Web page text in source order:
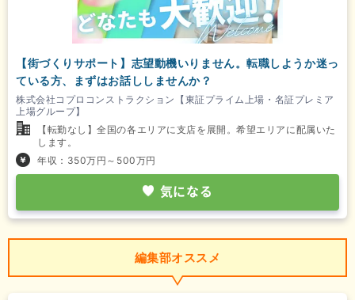
【街づくりサポート】志望動機いりません。転職しようか迷っ
ている方、まずはお話ししませんか？
株式会社コプロコンストラクション【東証プライム上場・名証プレミア
上場グループ】
【転勤なし】全国の各エリアに支店を展開。希望エリアに配属いた
します。
年収：350万円～500万円
気になる
編集部オススメ